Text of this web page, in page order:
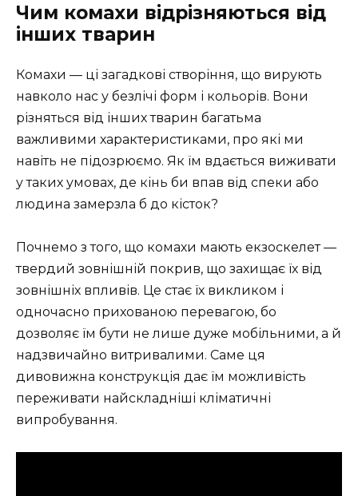
Чим комахи відрізняються від
інших тварин
Комахи — ці загадкові створіння, що вирують
навколо нас у безлічі форм і кольорів. Вони
різняться від інших тварин багатьма
важливими характеристиками, про які ми
навіть не підозрюємо. Як їм вдається виживати
у таких умовах, де кінь би впав від спеки або
людина замерзла б до кісток?
Почнемо з того, що комахи мають екзоскелет —
твердий зовнішній покрив, що захищає їх від
зовнішніх впливів. Це стає їх викликом і
одночасно прихованою перевагою, бо
дозволяє їм бути не лише дуже мобільними, а й
надзвичайно витривалими. Саме ця
дивовижна конструкція дає їм можливість
переживати найскладніші кліматичні
випробування.